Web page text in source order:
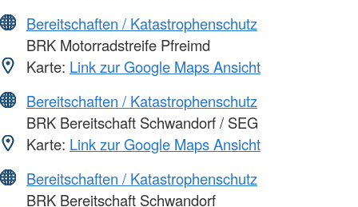
Bereitschaften / Katastrophenschutz
BRK Motorradstreife Pfreimd
Karte: Link zur Google Maps Ansicht
Bereitschaften / Katastrophenschutz
BRK Bereitschaft Schwandorf / SEG
Karte: Link zur Google Maps Ansicht
Bereitschaften / Katastrophenschutz
BRK Bereitschaft Schwandorf